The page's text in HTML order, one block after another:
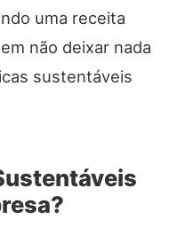
uma receita
não deixar nada
sustentáveis